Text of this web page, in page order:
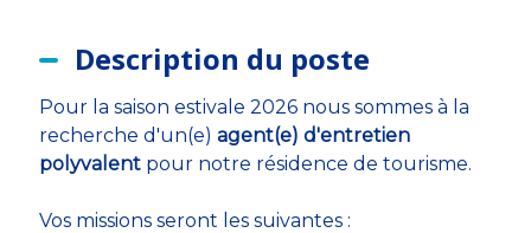
Description du poste
Pour la saison estivale 2026 nous sommes à la
recherche d'un(e) agent(e) d'entretien
polyvalentpour notre résidence de tourisme.
Vos missions seront les suivantes :